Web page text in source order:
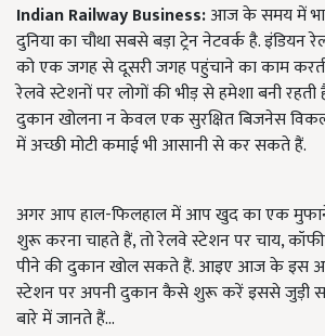
Indian Railway Business:आज के समय में
दुनिया का चौथा सबसे बड़ा ट्रेन नेटवर्क है. इंडियन
को एक जगह से दूसरी जगह पहुंचाने का काम
रेलवे स्टेशनों पर लोगों की भीड़ से हमेशा बनी
दुकान खोलना न केवल एक सुरक्षित बिजनेस
में अच्छी मोटी कमाई भी आसानी से कर सकते हैं.
अगर आप हाल-फिलहाल में आप खुद का एक मुफाने
शुरू करना चाहते हैं, तो रेलवे स्टेशन पर चाय,
पीने की दुकान खोल सकते हैं. आइए आज के इस
स्टेशन पर अपनी दुकान कैसे शुरू करें इससे जुड़ी
बारे में जानते हैं...